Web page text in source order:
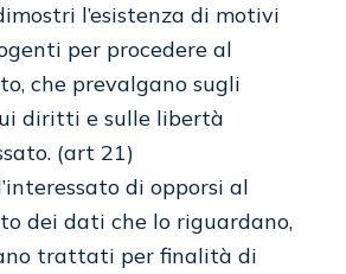
l’esistenza di motivi
per procedere al
che prevalgano sugli
diritti e sulle libertà
(art 21)
di opporsi al
dei dati che lo riguardano,
trattati per finalità di